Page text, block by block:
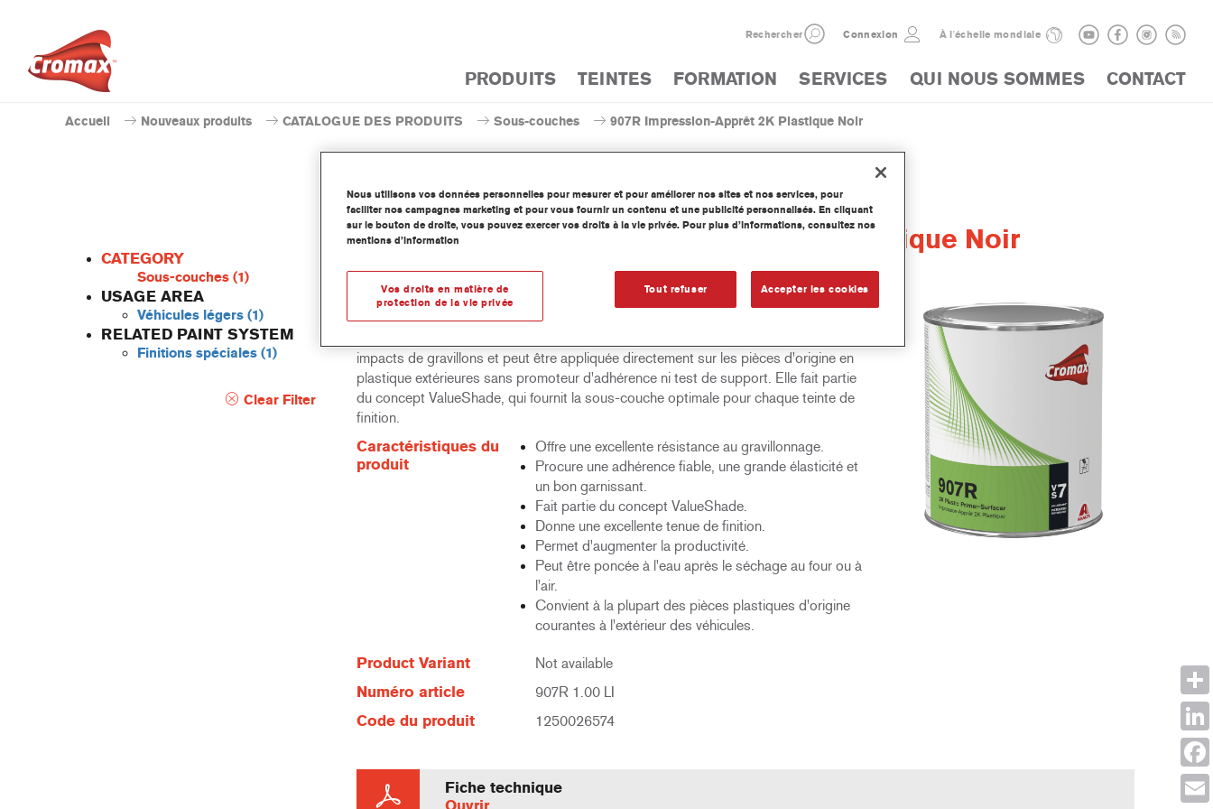
Rechercher Connexion À l'échelle mondiale
PRODUITS TEINTES FORMATION SERVICES QUI NOUS SOMMES CONTACT
Accueil Nouveaux produits CATALOGUE DES PRODUITS Sous-couches 907R Impression-Apprêt 2K Plastique Noir
CATEGORY
Sous-couches (1)
USAGE AREA
Véhicules légers (1)
RELATED PAINT SYSTEM
Finitions spéciales (1)
Clear Filter
907R Impression-Apprêt 2K Plastique Noir
L'Impression-Apprêt Plastique 2K 901R Blanche / 907R Noir est une impression-
impacts de gravillons et peut être appliquée directement sur les pièces d'origine en
plastique extérieures sans promoteur d'adhérence ni test de support. Elle fait partie
du concept ValueShade, qui fournit la sous-couche optimale pour chaque teinte de
finition.
Caractéristiques du
produit
Offre une excellente résistance au gravillonnage.
Procure une adhérence fiable, une grande élasticité et
un bon garnissant.
Fait partie du concept ValueShade.
Donne une excellente tenue de finition.
Permet d'augmenter la productivité.
Peut être poncée à l'eau après le séchage au four ou à
l'air.
Convient à la plupart des pièces plastiques d'origine
courantes à l'extérieur des véhicules.
Product Variant Not available
Numéro article 907R 1.00 LI
Code du produit 1250026574
Fiche technique
Ouvrir
Nous utilisons vos données personnelles pour mesurer et pour améliorer nos sites et nos services, pour
faciliter nos campagnes marketing et pour vous fournir un contenu et une publicité personnalisés. En cliquant
sur le bouton de droite, vous pouvez exercer vos droits à la vie privée. Pour plus d’informations, consultez nos
mentions d’information
Tout refuser Accepter les cookies
Vos droits en matière de
protection de la vie privée